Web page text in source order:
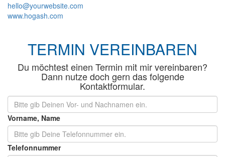
hello@yourwebsite.com
www.hogash.com
TERMIN VEREINBAREN
Du möchtest einen Termin mit mir vereinbaren?
Dann nutze doch gern das folgende
Kontaktformular.
Vorname, Name
Telefonnummer